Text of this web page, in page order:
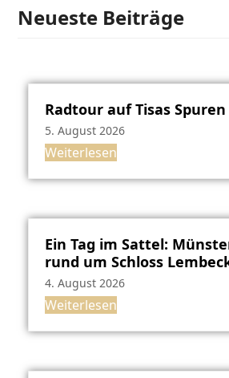
Neueste Beiträge
Radtour auf Tisas Spuren
5. August 2026
Weiterlesen
Ein Tag im Sattel:
rund um Schloss
4. August 2026
Weiterlesen